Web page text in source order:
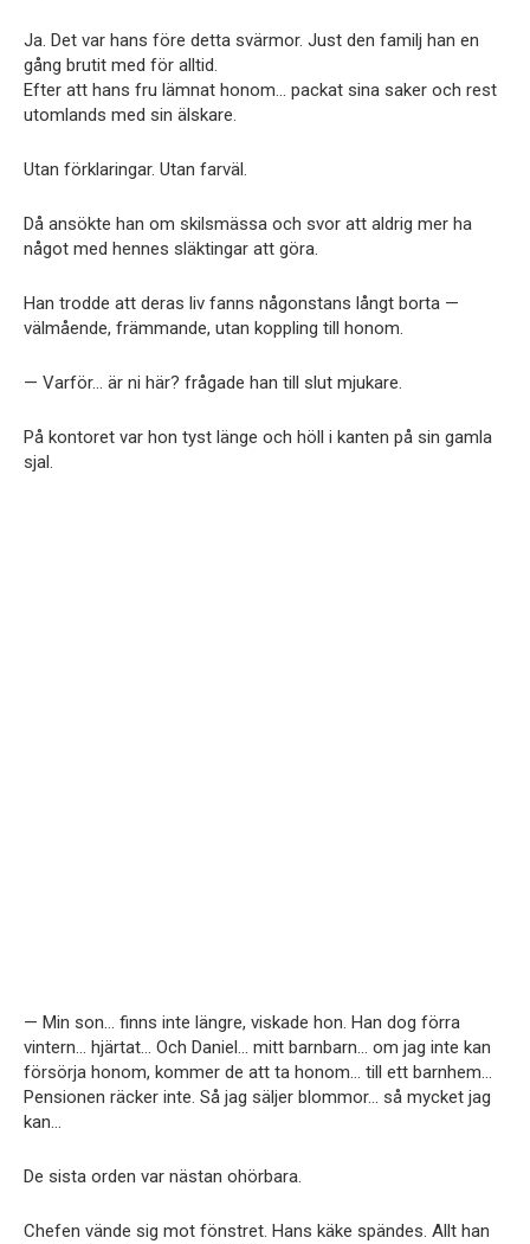
Ja. Det var hans före detta svärmor. Just den familj han en
gång brutit med för alltid.
Efter att hans fru lämnat honom… packat sina saker och rest
utomlands med sin älskare.
Utan förklaringar. Utan farväl.
Då ansökte han om skilsmässa och svor att aldrig mer ha
något med hennes släktingar att göra.
Han trodde att deras liv fanns någonstans långt borta —
välmående, främmande, utan koppling till honom.
— Varför… är ni här? frågade han till slut mjukare.
På kontoret var hon tyst länge och höll i kanten på sin gamla
sjal.
— Min son… finns inte längre, viskade hon. Han dog förra
vintern… hjärtat… Och Daniel… mitt barnbarn… om jag inte kan
försörja honom, kommer de att ta honom… till ett barnhem…
Pensionen räcker inte. Så jag säljer blommor… så mycket jag
kan…
De sista orden var nästan ohörbara.
Chefen vände sig mot fönstret. Hans käke spändes. Allt han